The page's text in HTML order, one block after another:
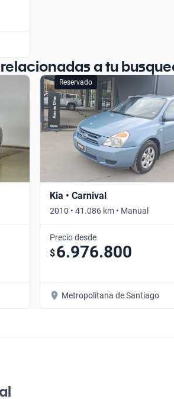
a tu
Reservado
Kia • Carnival
2010 • 41.086 km • Manual
Precio desde
$6.976.800
Metropolitana de Santiago